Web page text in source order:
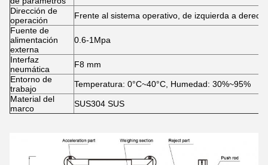
Dirección de
operación
Frente al sistema operativo, de izquierda a
Fuente de
alimentación
externa
0.6-1Mpa
Interfaz
neumática
F8 mm
Entorno de
trabajo
Temperatura: 0°C~40°C, Humedad: 30%~95%
Material del
marco
SUS304 SUS